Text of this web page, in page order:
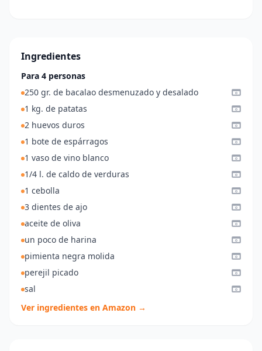
Ingredientes
Para 4 personas
250 gr. de bacalao desmenuzado y desalado
1 kg. de patatas
2 huevos duros
1 bote de espárragos
1 vaso de vino blanco
1/4 l. de caldo de verduras
1 cebolla
3 dientes de ajo
aceite de oliva
un poco de harina
pimienta negra molida
perejil picado
sal
Ver ingredientes en Amazon →